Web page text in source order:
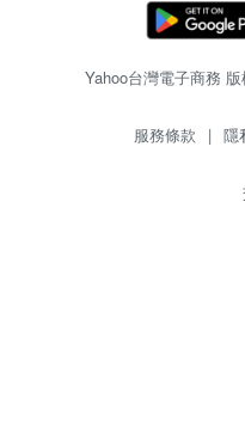
Yahoo台灣電子商務
服務條款 | 隱